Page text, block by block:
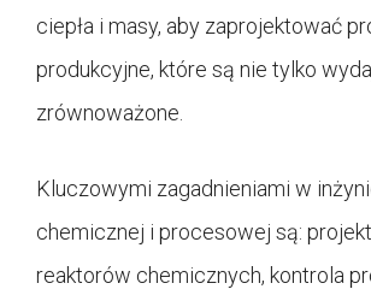
ciepła i masy, aby zaprojektować
produkcyjne, które są nie tylko
zrównoważone.
Kluczowymi zagadnieniami w
chemicznej i procesowej są:
reaktorów chemicznych, kontrola